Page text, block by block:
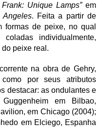
Frank: Unique Lamps”em
Angeles. Feita a partir de
formas de peixe, no qual
individualmente,
peixe real.
na obra de Gehry,
por seus atributos
destacar: as ondulantes e
em Bilbao,
em Chicago (2004);
em Elciego, Espanha